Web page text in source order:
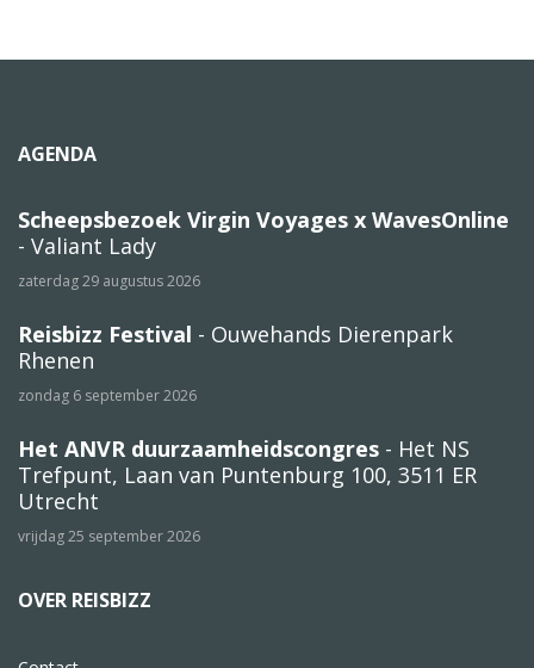
AGENDA
Scheepsbezoek Virgin Voyages x WavesOnline
- Valiant Lady
zaterdag 29 augustus 2026
Reisbizz Festival - Ouwehands Dierenpark
Rhenen
zondag 6 september 2026
Het ANVR duurzaamheidscongres - Het NS
Trefpunt, Laan van Puntenburg 100, 3511 ER
Utrecht
vrijdag 25 september 2026
OVER REISBIZZ